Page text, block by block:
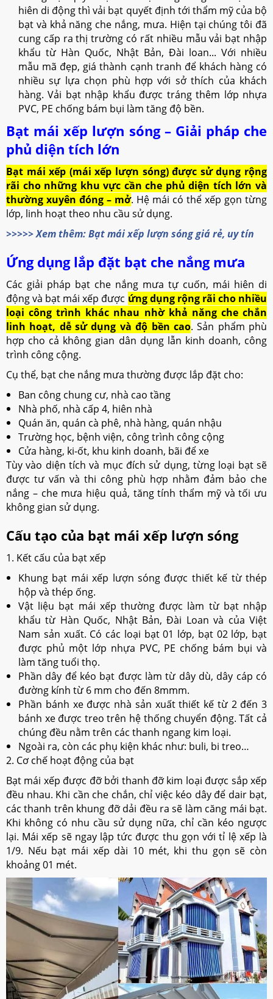
hiên di động thì vải bạt quyết định tới thẩm mỹ của bộ
bạt và khả năng che nắng, mưa. Hiện tại chúng tôi đã
cung cấp ra thị trường có rất nhiều mẫu vải bạt nhập
khẩu từ Hàn Quốc, Nhật Bản, Đài loan... Với nhiều
mẫu mã đẹp, giá thành cạnh tranh để khách hàng có
nhiều sự lựa chọn phù hợp với sở thích của khách
hàng. Vải bạt nhập khẩu được tráng thêm lớp nhựa
PVC, PE chống bám bụi làm tăng độ bền.
Bạt mái xếp lượn sóng – Giải pháp che
phủ diện tích lớn
Bạt mái xếp (mái xếp lượn sóng) được sử dụng rộng
rãi cho những khu vực cần che phủ diện tích lớn và
thường xuyên đóng – mở. Hệ mái có thể xếp gọn từng
lớp, linh hoạt theo nhu cầu sử dụng.
>>>>> Xem thêm: Bạt mái xếp lượn sóng giá rẻ, uy tín
Ứng dụng lắp đặt bạt che nắng mưa
Các giải pháp bạt che nắng mưa tự cuốn, mái hiên di
động và bạt mái xếp được ứng dụng rộng rãi cho nhiều
loại công trình khác nhau nhờ khả năng che chắn
linh hoạt, dễ sử dụng và độ bền cao. Sản phẩm phù
hợp cho cả không gian dân dụng lẫn kinh doanh, công
trình công cộng.
Cụ thể, bạt che nắng mưa thường được lắp đặt cho:
Ban công chung cư, nhà cao tầng
Nhà phố, nhà cấp 4, hiên nhà
Quán ăn, quán cà phê, nhà hàng, quán nhậu
Trường học, bệnh viện, công trình công cộng
Cửa hàng, ki-ốt, khu kinh doanh, bãi để xe
Tùy vào diện tích và mục đích sử dụng, từng loại bạt sẽ
được tư vấn và thi công phù hợp nhằm đảm bảo che
nắng – che mưa hiệu quả, tăng tính thẩm mỹ và tối ưu
không gian sử dụng.
Cấu tạo của bạt mái xếp lượn sóng
1. Kết cấu của bạt xếp
Khung bạt mái xếp lượn sóng được thiết kế từ thép
hộp và thép ống.
Vật liệu bạt mái xếp thường được làm từ bạt nhập
khẩu từ Hàn Quốc, Nhật Bản, Đài Loan và của Việt
Nam sản xuất. Có các loại bạt 01 lớp, bạt 02 lớp, bạt
được phủ một lớp nhựa PVC, PE chống bám bụi và
làm tăng tuổi thọ.
Phần dây để kéo bạt được làm từ dây dù, dây cáp có
đường kính từ 6 mm cho đến 8mmm.
Phần bánh xe được nhà sản xuất thiết kế từ 2 đến 3
bánh xe được treo trên hệ thống chuyển động. Tất cả
chúng đều nằm trên các thanh ngang kim loại.
Ngoài ra, còn các phụ kiện khác như: buli, bi treo…
2. Cơ chế hoạt động của bạt
Bạt mái xếp được đỡ bởi thanh đỡ kim loại được sắp xếp
đều nhau. Khi cần che chắn, chỉ việc kéo dây để dair bạt,
các thanh trên khung đỡ dải đều ra sẽ làm căng mái bạt.
Khi không có nhu cầu sử dụng nữa, chỉ cần kéo ngược
lại. Mái xếp sẽ ngay lập tức được thu gọn với tỉ lệ xếp là
1/9. Nếu bạt mái xếp dài 10 mét, khi thu gọn sẽ còn
khoảng 01 mét.